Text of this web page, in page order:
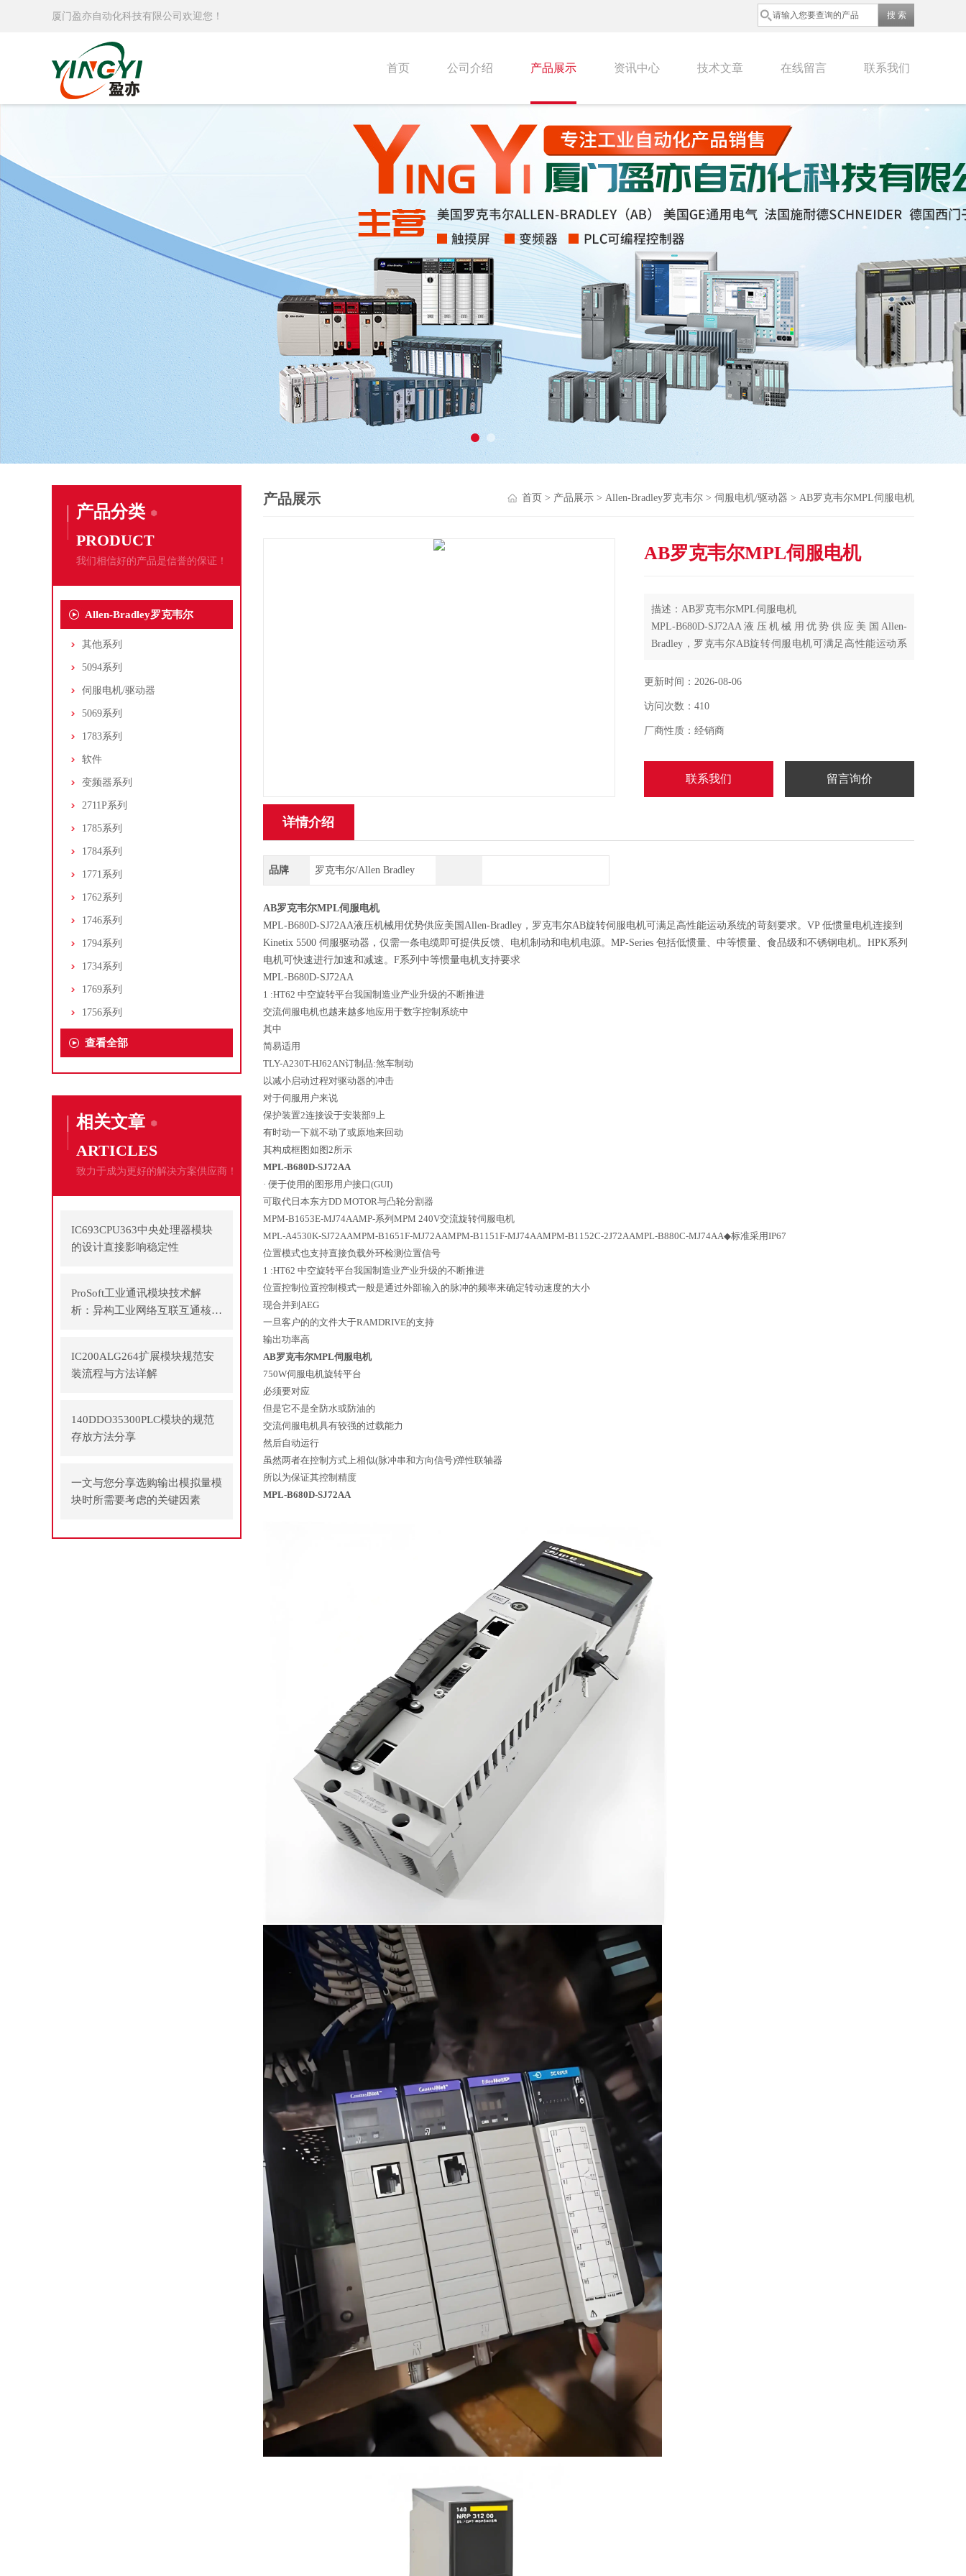
厦门盈亦自动化科技有限公司欢迎您！
首页 公司介绍 产品展示 资讯中心 技术文章 在线留言 联系我们
产品分类
PRODUCT
我们相信好的产品是信誉的保证！
Allen-Bradley罗克韦尔
其他系列
5094系列
伺服电机/驱动器
5069系列
1783系列
软件
变频器系列
2711P系列
1785系列
1784系列
1771系列
1762系列
1746系列
1794系列
1734系列
1769系列
1756系列
查看全部
相关文章
ARTICLES
致力于成为更好的解决方案供应商！
IC693CPU363中央处理器模块
的设计直接影响稳定性
ProSoft工业通讯模块技术解
析：异构工业网络互联互通核心
IC200ALG264扩展模块规范安
装流程与方法详解
140DDO35300PLC模块的规范
存放方法分享
一文与您分享选购输出模拟量模
块时所需要考虑的关键因素
产品展示 首页 > 产品展示 > Allen-Bradley罗克韦尔 > 伺服电机/驱动器 > AB罗克韦尔MPL伺服电机
AB罗克韦尔MPL伺服电机
描述：AB罗克韦尔MPL伺服电机
MPL-B680D-SJ72AA液压机械用优势供应美国Allen-
Bradley，罗克韦尔AB旋转伺服电机可满足高性能运动系
动器，仅需一条电缆即可提供反馈、电机制动和电机电
电机。HPK系列电机可快速进行加速和减速。F系列中等
惯量电机支持要求
更新时间：2026-08-06
访问次数：410
厂商性质：经销商
联系我们 留言询价
详情介绍
品牌 罗克韦尔/Allen Bradley
AB罗克韦尔MPL伺服电机
MPL-B680D-SJ72AA液压机械用优势供应美国Allen-Bradley，罗克韦尔AB旋转伺服电机可满足高性能运动系统的苛刻要求。VP 低惯量电机连接到
Kinetix 5500 伺服驱动器，仅需一条电缆即可提供反馈、电机制动和电机电源。MP-Series 包括低惯量、中等惯量、食品级和不锈钢电机。HPK系列
电机可快速进行加速和减速。F系列中等惯量电机支持要求
MPL-B680D-SJ72AA
1 :HT62 中空旋转平台我国制造业产业升级的不断推进
交流伺服电机也越来越多地应用于数字控制系统中
其中
简易适用
TLY-A230T-HJ62AN订制品:煞车制动
以减小启动过程对驱动器的冲击
对于伺服用户来说
保护装置2连接设于安装部9上
有时动一下就不动了或原地来回动
其构成框图如图2所示
MPL-B680D-SJ72AA
· 便于使用的图形用户接口(GUI)
可取代日本东方DD MOTOR与凸轮分割器
MPM-B1653E-MJ74AAMP-系列MPM 240V交流旋转伺服电机
MPL-A4530K-SJ72AAMPM-B1651F-MJ72AAMPM-B1151F-MJ74AAMPM-B1152C-2J72AAMPL-B880C-MJ74AA◆标准采用IP67
位置模式也支持直接负载外环检测位置信号
1 :HT62 中空旋转平台我国制造业产业升级的不断推进
位置控制位置控制模式一般是通过外部输入的脉冲的频率来确定转动速度的大小
现合并到AEG
一旦客户的的文件大于RAMDRIVE的支持
输出功率高
AB罗克韦尔MPL伺服电机
750W伺服电机旋转平台
必须要对应
但是它不是全防水或防油的
交流伺服电机具有较强的过载能力
然后自动运行
虽然两者在控制方式上相似(脉冲串和方向信号)弹性联轴器
所以为保证其控制精度
MPL-B680D-SJ72AA